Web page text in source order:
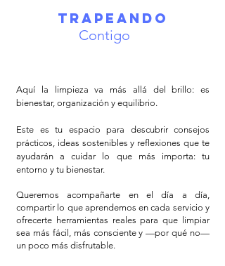
Trapeando
Contigo
Aquí la limpieza va más allá del brillo: es
bienestar, organización y equilibrio.
Este es tu espacio para descubrir consejos
prácticos, ideas sostenibles y reflexiones que te
ayudarán a cuidar lo que más importa: tu
entorno y tu bienestar.
Queremos acompañarte en el día a día,
compartir lo que aprendemos en cada servicio y
ofrecerte herramientas reales para que limpiar
sea más fácil, más consciente y —por qué no—
un poco más disfrutable.